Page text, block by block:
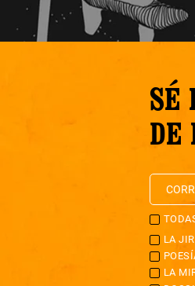
SÉ
DE
LA
LA